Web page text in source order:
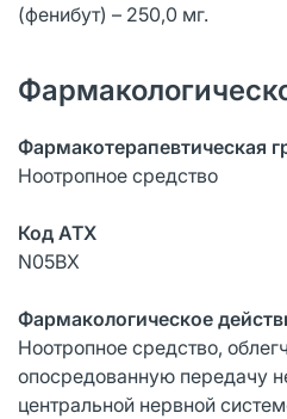
(фенибут) – 250,0 мг.
Фармакотерапевтическая
Ноотропное средство
Код АТХ
N05BX
Фармакологическое
Ноотропное средство,
опосредованную передачу
центральной нервной